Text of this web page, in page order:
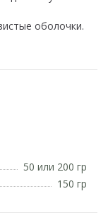
оболочки.
50 или 200 гр
150 гр